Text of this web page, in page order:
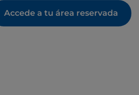
Accede a tu área reservada